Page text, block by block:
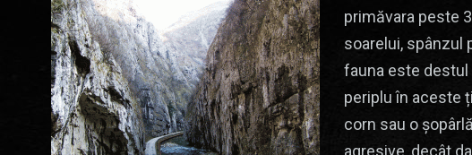
primăvara peste
soarelui, spânzul
fauna este destul
periplu în aceste
corn sau o
agresive, decât